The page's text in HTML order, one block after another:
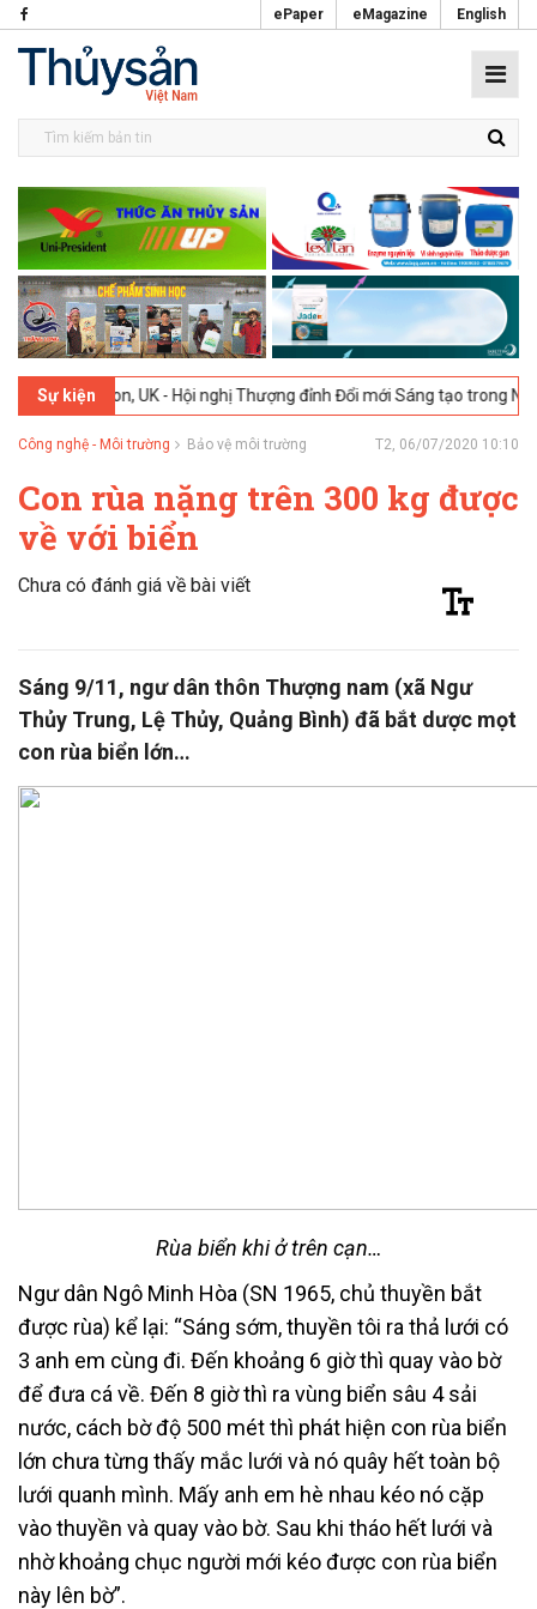
ePaper eMagazine English
Sự kiện
London, UK - Hội nghị Thượng đỉnh Đổi mới Sáng tạo trong Ngành
Công nghệ - Môi trường Bảo vệ môi trường T2, 06/07/2020 10:10
Con rùa nặng trên 300 kg được
về với biển
Chưa có đánh giá về bài viết
Sáng 9/11, ngư dân thôn Thượng nam (xã Ngư
Thủy Trung, Lệ Thủy, Quảng Bình) đã bắt dược mọt
con rùa biển lớn…
Rùa biển khi ở trên cạn…
Ngư dân Ngô Minh Hòa (SN 1965, chủ thuyền bắt
được rùa) kể lại: “Sáng sớm, thuyền tôi ra thả lưới có
3 anh em cùng đi. Đến khoảng 6 giờ thì quay vào bờ
để đưa cá về. Đến 8 giờ thì ra vùng biển sâu 4 sải
nước, cách bờ độ 500 mét thì phát hiện con rùa biển
lớn chưa từng thấy mắc lưới và nó quây hết toàn bộ
lưới quanh mình. Mấy anh em hè nhau kéo nó cặp
vào thuyền và quay vào bờ. Sau khi tháo hết lưới và
nhờ khoảng chục người mới kéo được con rùa biển
này lên bờ”.